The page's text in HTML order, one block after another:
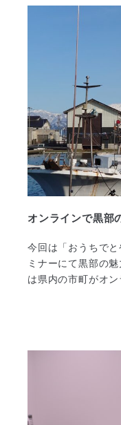
オンラインで黒部
今回は「おうちで
ミナーにて黒部の
は県内の市町がオ